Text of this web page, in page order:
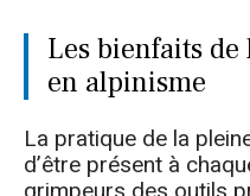
Les bienfaits
en alpinisme
La pratique de la
d’être présent à